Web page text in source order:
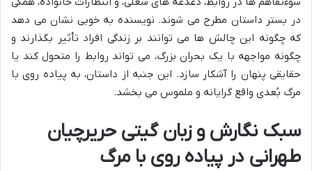
در بستر داستان مطرح می شوند. نویسنده به خوبی نشان می دهد
که چگونه این چالش ها می توانند بر زندگی افراد تأثیر بگذارند و
چگونه مواجهه با یک بحران بزرگ، می تواند روابط را متحول کند یا
حقایقی پنهان را آشکار سازد. این جنبه از داستان، به پیاده روی با
مرگ بُعدی واقع گرایانه و ملموس می بخشد.
سبک نگارش و زبان گیتی حریرچیان
طهرانی در پیاده روی با مرگ